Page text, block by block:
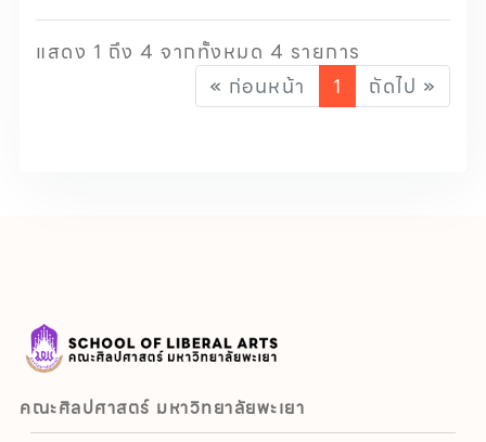
แสดง 1 ถึง 4 จากทั้งหมด 4 รายการ
« ก่อนหน้า
1 ถัดไป »
คณะศิลปศาสตร์ มหาวิทยาลัยพะเยา